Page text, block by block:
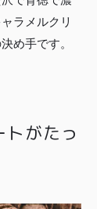
ラメルクリ
め手です。
がたっ